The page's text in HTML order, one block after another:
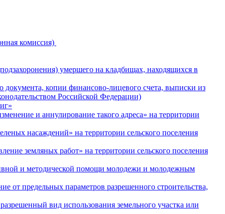
комиссия)
умершего на кладбищах, находящихся в
копии финансово-лицевого счета, выписки из
Российской Федерации)
и аннулирование такого адреса» на территории
насаждений» на территории сельского поселения
земляных работ» на территории сельского поселения
и методической помощи молодежи и молодежным
от предельных параметров разрешенного строительства,
вид использования земельного участка или